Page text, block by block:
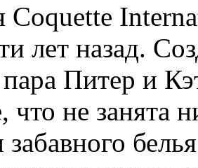
лет назад.
Питер и
что не занята
забавного